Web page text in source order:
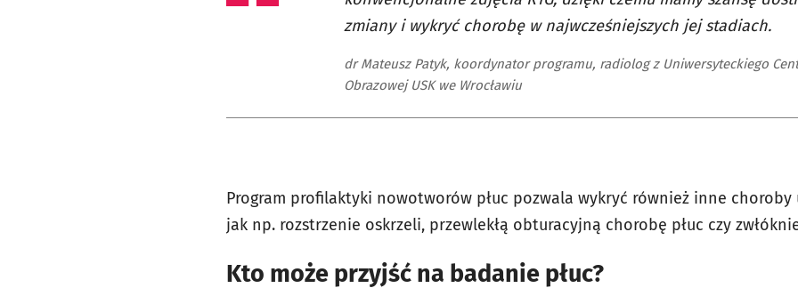
zmiany i wykryć chorobę w najwcześniejszych jej stadiach.
dr Mateusz Patyk, koordynator programu, radiolog z Uniwersyteckiego
Obrazowej USK we Wrocławiu
Program profilaktyki nowotworów płuc pozwala wykryć również inne choroby
jak np. rozstrzenie oskrzeli, przewlekłą obturacyjną chorobę płuc czy
Kto może przyjść na badanie płuc?